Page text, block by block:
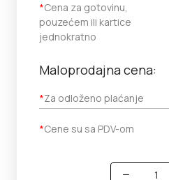
*Cena za gotovinu,
pouzećem ili kartice
jednokratno
Maloprodajna cena:
*Za odloženo plaćanje
*Cene su sa PDV-om
Količina